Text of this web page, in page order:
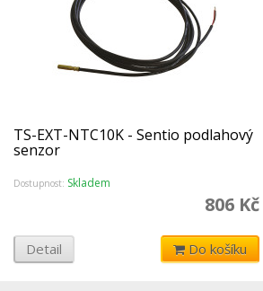
TS-EXT-NTC10K - Sentio podlahový
senzor
Dostupnost: Skladem
806 Kč
Detail Do košíku